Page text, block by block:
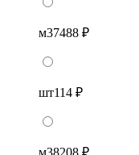
м37488 ₽
шт114 ₽
м38208 ₽